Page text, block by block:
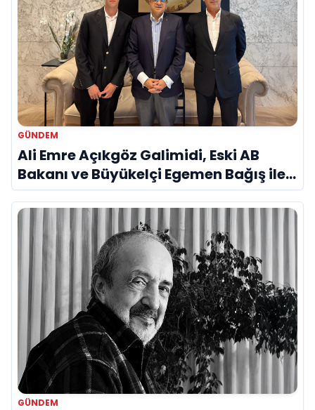
GÜNDEM
Ali Emre Açıkgöz Galimidi, Eski AB
Bakanı ve Büyükelçi Egemen Bağış ile
Bir Araya Geldi
GÜNDEM